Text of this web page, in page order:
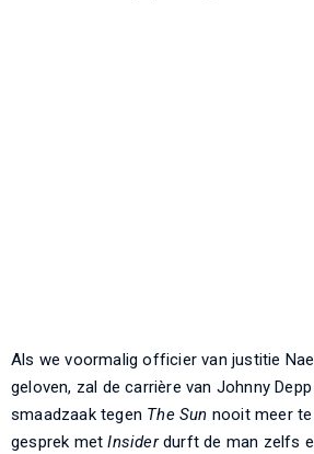
Als we voormalig officier van justitie
geloven, zal de carrière van Johnny
smaadzaak tegen The Sun nooit meer
gesprek metInsiderdurft de man zelfs